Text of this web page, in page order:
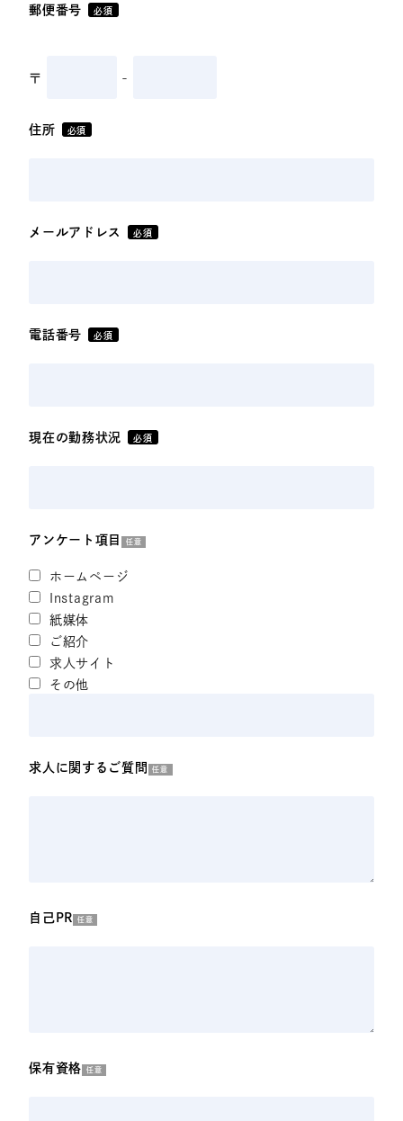
郵便番号 必須
〒 -
住所 必須
メールアドレス 必須
電話番号 必須
現在の勤務状況 必須
アンケート項目 任意
ホームページ
Instagram
紙媒体
ご紹介
求人サイト
その他
求人に関するご質問 任意
自己PR 任意
保有資格 任意